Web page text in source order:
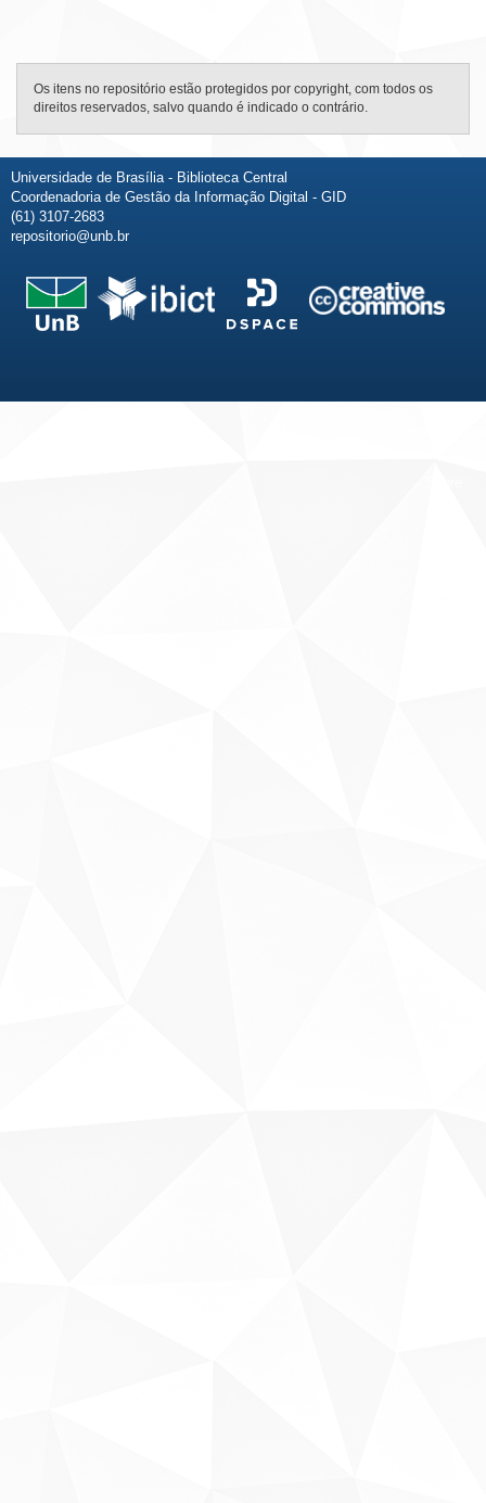
Os itens no repositório estão protegidos por copyright, com todos os
direitos reservados, salvo quando é indicado o contrário.
Universidade de Brasília - Biblioteca Central
Coordenadoria de Gestão da Informação Digital - GID
(61) 3107-2683
repositorio@unb.br